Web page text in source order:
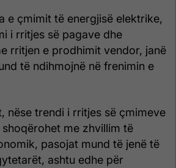
e çmimit të energjisë elektrike,
i rritjes së pagave dhe
rritjen e prodhimit vendor, janë
të ndihmojnë në frenimin e
nëse trendi i rritjes së çmimeve
me zhvillim të
pasojat mund të jenë të
ashtu edhe për